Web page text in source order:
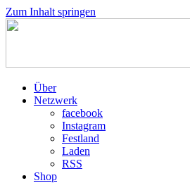
Zum Inhalt springen
Über
Netzwerk
facebook
Instagram
Festland
Laden
RSS
Shop